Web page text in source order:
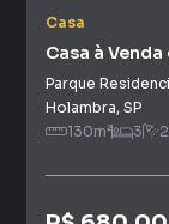
Casa
Casa à
Parque
Holambra, SP
130m² 3 2